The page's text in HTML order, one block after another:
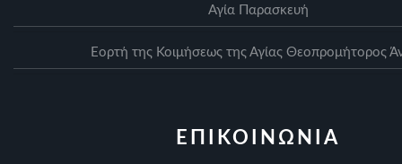
Αγία Παρασκευή
Eορτή της Κοιμήσεως της Αγίας Θεοπρομήτορος
ΕΠΙΚΟΙΝΩΝΙΑ